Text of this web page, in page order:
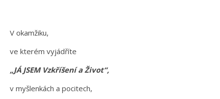
V okamžiku,
ve kterém vyjádříte
„JÁ JSEM Vzkříšení a Život“,
v myšlenkách a pocitech,